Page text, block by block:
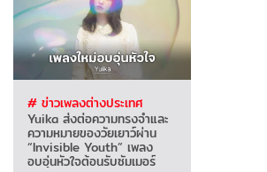
# ข่าวเพลงต่างประเทศ
Yuika ส่งต่อความทรงจำและ
ความหมายของวัยเยาว์ผ่าน
“Invisible Youth” เพลง
อบอุ่นหัวใจต้อนรับซัมเมอร์